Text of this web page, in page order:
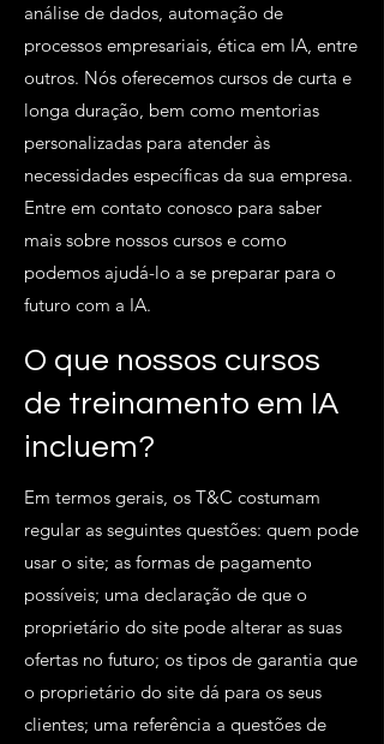
análise de dados, automação de
processos empresariais, ética em IA, entre
outros. Nós oferecemos cursos de curta e
longa duração, bem como mentorias
personalizadas para atender às
necessidades específicas da sua empresa.
Entre em contato conosco para saber
mais sobre nossos cursos e como
podemos ajudá-lo a se preparar para o
futuro com a IA.
O que nossos cursos
de treinamento em IA
incluem?
Em termos gerais, os T&C costumam
regular as seguintes questões: quem pode
usar o site; as formas de pagamento
possíveis; uma declaração de que o
proprietário do site pode alterar as suas
ofertas no futuro; os tipos de garantia que
o proprietário do site dá para os seus
clientes; uma referência a questões de